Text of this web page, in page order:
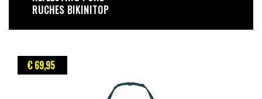
RUCHES BIKINITOP
€ 69,95